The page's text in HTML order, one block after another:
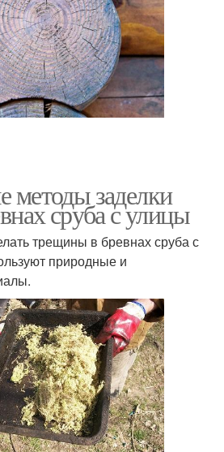
заделки
сруба с улицы
трещины в бревнах сруба с
природные и